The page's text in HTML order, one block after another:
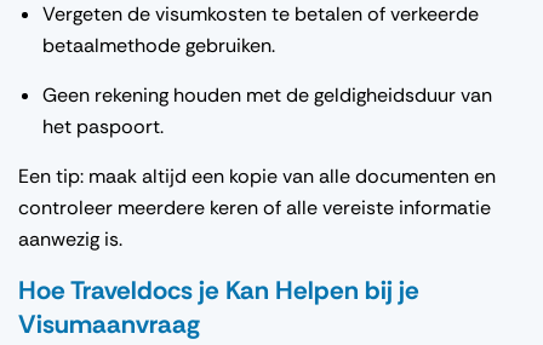
Vergeten de visumkosten te betalen of verkeerde
betaalmethode gebruiken.
Geen rekening houden met de geldigheidsduur van
het paspoort.
Een tip: maak altijd een kopie van alle documenten en
controleer meerdere keren of alle vereiste informatie
aanwezig is.
Hoe Traveldocs je Kan Helpen bij je
Visumaanvraag